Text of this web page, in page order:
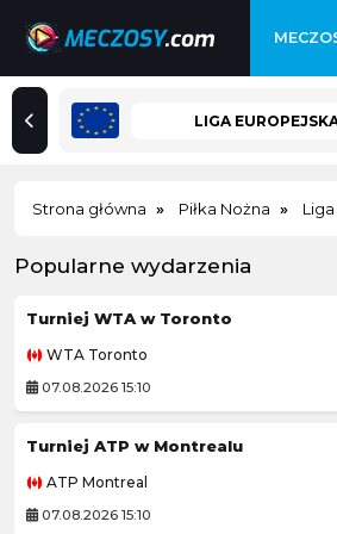
LIGA
Strona główna Piłka Nożna
Popularne wydarzenia
Turniej WTA w Toronto
WTA Toronto
07.08.2026 15:10
Turniej ATP w Montrealu
ATP Montreal
07.08.2026 15:10